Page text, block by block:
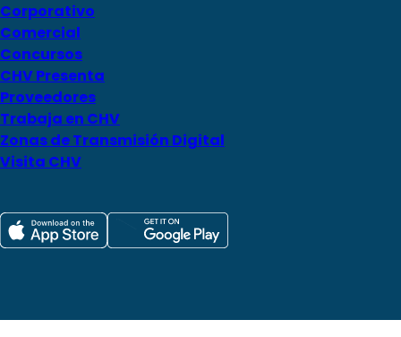
Corporativo
Comercial
Concursos
CHV Presenta
Proveedores
Trabaja en CHV
Zonas de Transmisión Digital
Visita CHV